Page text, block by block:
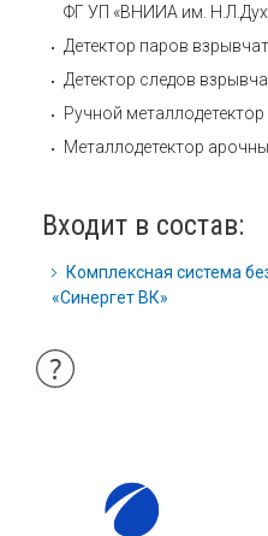
ФГ УП «ВНИИА им.
Детектор паров
Детектор следов
Ручной
Металлодетектор
Входит в состав:
Комплексная система
«Синергет ВК»